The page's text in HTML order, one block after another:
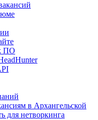
ПО
в Архангельской
для нетворкинга